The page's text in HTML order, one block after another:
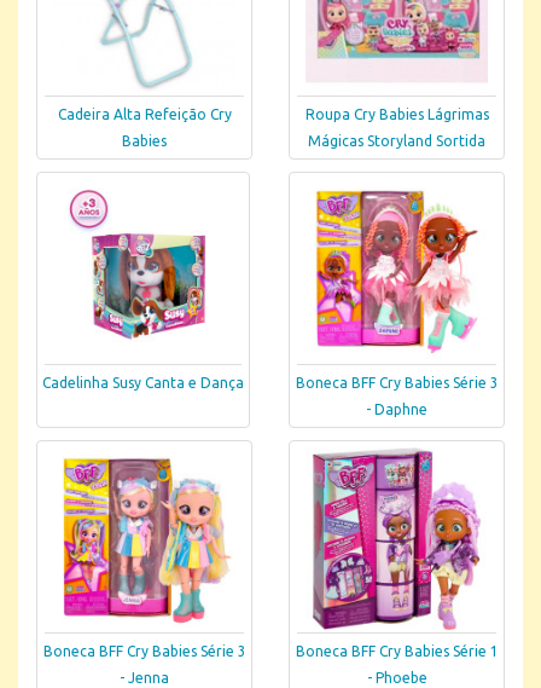
Cadeira Alta Refeição Cry
Babies
Roupa Cry Babies Lágrimas
Mágicas Storyland Sortida
Cadelinha Susy Canta e Dança
Boneca BFF Cry Babies Série 3
- Daphne
Boneca BFF Cry Babies Série 3
- Jenna
Boneca BFF Cry Babies Série 1
- Phoebe